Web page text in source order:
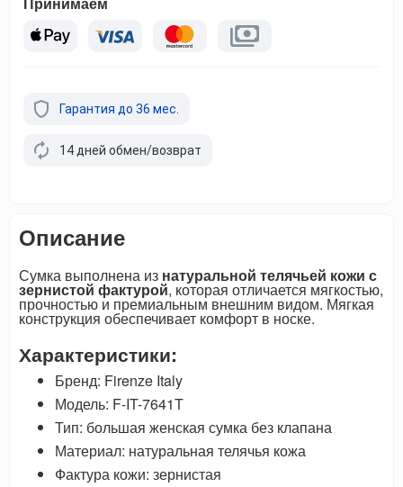
Гарантия до 36 мес.
14 дней обмен/возврат
Описание
Сумка выполнена из натуральной телячьей кожи с
зернистой фактурой, которая отличается мягкостью,
прочностью и премиальным внешним видом. Мягкая
конструкция обеспечивает комфорт в носке.
Характеристики:
Бренд: Firenze Italy
Модель: F-IT-7641T
Тип: большая женская сумка без клапана
Материал: натуральная телячья кожа
Фактура кожи: зернистая